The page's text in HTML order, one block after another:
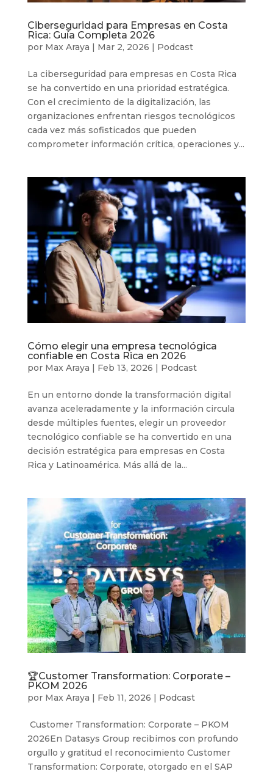
Ciberseguridad para Empresas en Costa
Rica: Guía Completa 2026
por Max Araya | Mar 2, 2026 | Podcast
La ciberseguridad para empresas en Costa Rica
se ha convertido en una prioridad estratégica.
Con el crecimiento de la digitalización, las
organizaciones enfrentan riesgos tecnológicos
cada vez más sofisticados que pueden
comprometer información crítica, operaciones y...
Cómo elegir una empresa tecnológica
confiable en Costa Rica en 2026
por Max Araya | Feb 13, 2026 | Podcast
En un entorno donde la transformación digital
avanza aceleradamente y la información circula
desde múltiples fuentes, elegir un proveedor
tecnológico confiable se ha convertido en una
decisión estratégica para empresas en Costa
Rica y Latinoamérica. Más allá de la...
🏆Customer Transformation: Corporate –
PKOM 2026
por Max Araya | Feb 11, 2026 | Podcast
Customer Transformation: Corporate – PKOM
2026En Datasys Group recibimos con profundo
orgullo y gratitud el reconocimiento Customer
Transformation: Corporate, otorgado en el SAP